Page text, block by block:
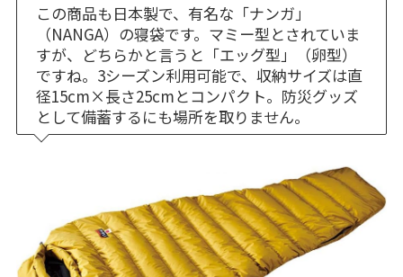
この商品も日本製で、有名な「ナンガ」
（NANGA）の寝袋です。マミー型とされていま
すが、どちらかと言うと「エッグ型」（卵型）
ですね。3シーズン利用可能で、収納サイズは直
径15cm×長さ25cmとコンパクト。防災グッズ
として備蓄するにも場所を取りません。